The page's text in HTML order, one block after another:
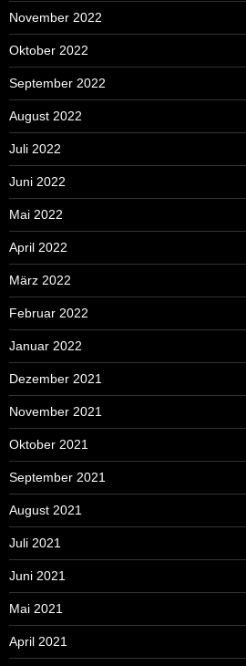
November 2022
Oktober 2022
September 2022
August 2022
Juli 2022
Juni 2022
Mai 2022
April 2022
März 2022
Februar 2022
Januar 2022
Dezember 2021
November 2021
Oktober 2021
September 2021
August 2021
Juli 2021
Juni 2021
Mai 2021
April 2021